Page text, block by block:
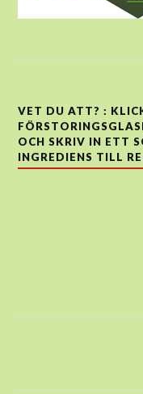
VET DU ATT? :
OCH SKRIV IN ETT
INGREDIENS TILL